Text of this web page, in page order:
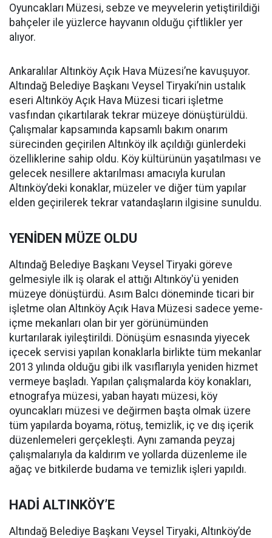
Oyuncakları Müzesi, sebze ve meyvelerin yetiştirildiği
bahçeler ile yüzlerce hayvanın olduğu çiftlikler yer
alıyor.
Ankaralılar Altınköy Açık Hava Müzesi’ne kavuşuyor.
Altındağ Belediye Başkanı Veysel Tiryaki’nin ustalık
eseri Altınköy Açık Hava Müzesi ticari işletme
vasfından çıkartılarak tekrar müzeye dönüştürüldü.
Çalışmalar kapsamında kapsamlı bakım onarım
sürecinden geçirilen Altınköy ilk açıldığı günlerdeki
özelliklerine sahip oldu. Köy kültürünün yaşatılması ve
gelecek nesillere aktarılması amacıyla kurulan
Altınköy’deki konaklar, müzeler ve diğer tüm yapılar
elden geçirilerek tekrar vatandaşların ilgisine sunuldu.
YENİDEN MÜZE OLDU
Altındağ Belediye Başkanı Veysel Tiryaki göreve
gelmesiyle ilk iş olarak el attığı Altınköy'ü yeniden
müzeye dönüştürdü. Asım Balcı döneminde ticari bir
işletme olan Altınköy Açık Hava Müzesi sadece yeme-
içme mekanları olan bir yer görünümünden
kurtarılarak iyileştirildi. Dönüşüm esnasında yiyecek
içecek servisi yapılan konaklarla birlikte tüm mekanlar
2013 yılında olduğu gibi ilk vasıflarıyla yeniden hizmet
vermeye başladı. Yapılan çalışmalarda köy konakları,
etnografya müzesi, yaban hayatı müzesi, köy
oyuncakları müzesi ve değirmen başta olmak üzere
tüm yapılarda boyama, rötuş, temizlik, iç ve dış içerik
düzenlemeleri gerçekleşti. Aynı zamanda peyzaj
çalışmalarıyla da kaldırım ve yollarda düzenleme ile
ağaç ve bitkilerde budama ve temizlik işleri yapıldı.
HADİ ALTINKÖY’E
Altındağ Belediye Başkanı Veysel Tiryaki, Altınköy’de